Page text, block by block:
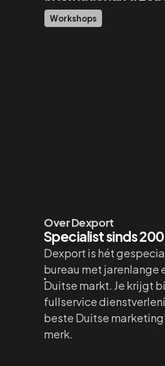
Workshops
Over Dexport
Specialist sinds
Dexport is hét
bureau met jarenlange
Duitse markt. Je krijgt
fullservice
beste Duitse
merk.